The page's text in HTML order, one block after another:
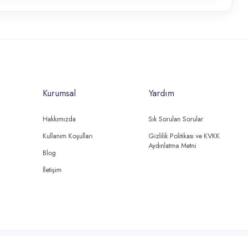
Kurumsal
Hakkımızda
Kullanım Koşulları
Blog
İletişim
Yardım
Sık Sorulan Sorular
Gizlilik Politikası ve KVKK
Aydınlatma Metni